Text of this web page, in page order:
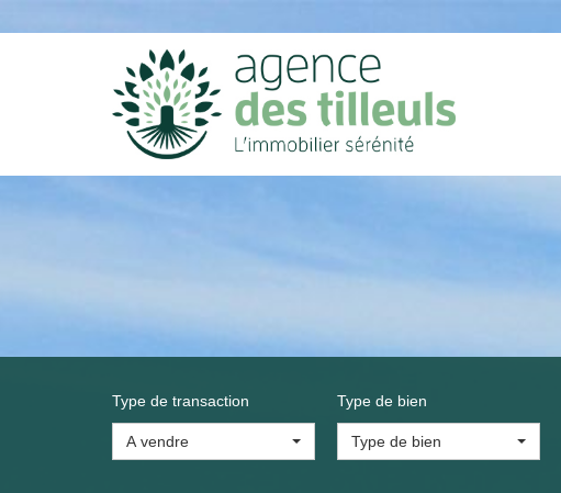
Type de transaction
A vendre
Type de bien
Type de bien